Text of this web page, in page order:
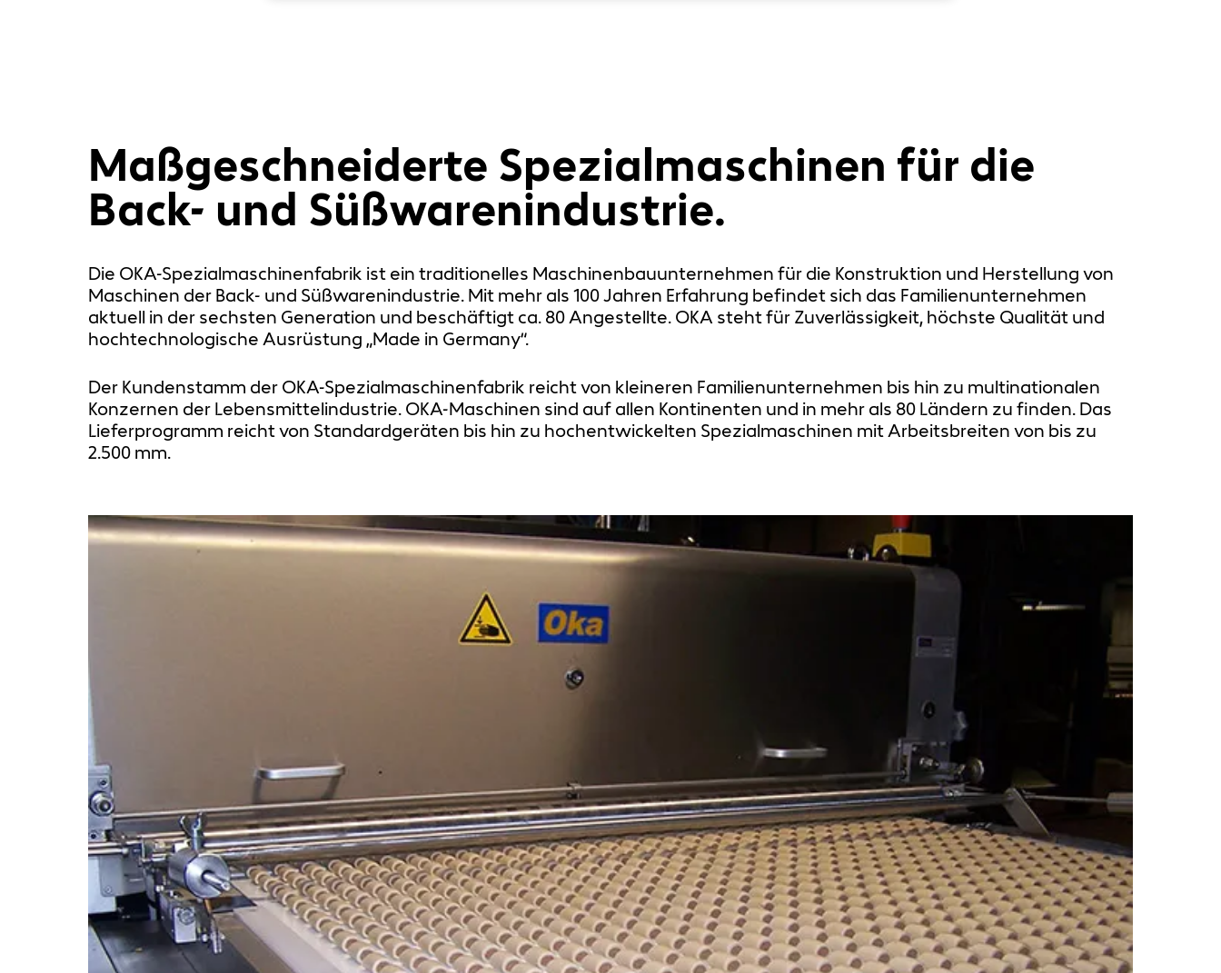
Maßgeschneiderte Spezialmaschinen für die
Back- und Süßwarenindustrie.
Die OKA-Spezialmaschinenfabrik ist ein traditionelles Maschinenbauunternehmen für die Konstruktion und Herstellung von
Maschinen der Back- und Süßwarenindustrie. Mit mehr als 100 Jahren Erfahrung befindet sich das Familienunternehmen
aktuell in der sechsten Generation und beschäftigt ca. 80 Angestellte. OKA steht für Zuverlässigkeit, höchste Qualität und
hochtechnologische Ausrüstung „Made in Germany“.
Der Kundenstamm der OKA-Spezialmaschinenfabrik reicht von kleineren Familienunternehmen bis hin zu multinationalen
Konzernen der Lebensmittelindustrie. OKA-Maschinen sind auf allen Kontinenten und in mehr als 80 Ländern zu finden. Das
Lieferprogramm reicht von Standardgeräten bis hin zu hochentwickelten Spezialmaschinen mit Arbeitsbreiten von bis zu
2.500 mm.